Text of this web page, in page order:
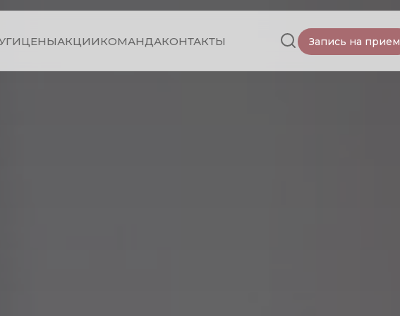
ЦЕНЫАКЦИИКОМАНДАКОНТАКТЫ Запись на прием